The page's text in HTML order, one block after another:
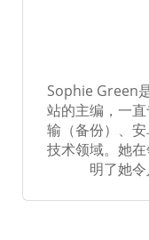
Sophie Green
站的主编，一
输（备份）、
技术领域。她
明了她令